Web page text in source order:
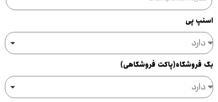
اسنپ پی
بگ فروشگاه(پاکت فروشگاهی)